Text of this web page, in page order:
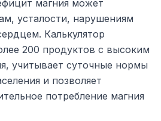
магния может
усталости, нарушениям
Калькулятор
200 продуктов с высоким
учитывает суточные нормы
и позволяет
потребление магния